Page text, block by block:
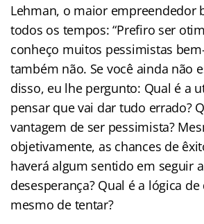
Lehman, o maior empreendedor
todos os tempos: “Prefiro ser
conheço muitos pessimistas
também não. Se você ainda não
disso, eu lhe pergunto: Qual é a
pensar que vai dar tudo errado?
vantagem de ser pessimista?
objetivamente, as chances de
haverá algum sentido em seguir
desesperança? Qual é a lógica
mesmo de tentar?